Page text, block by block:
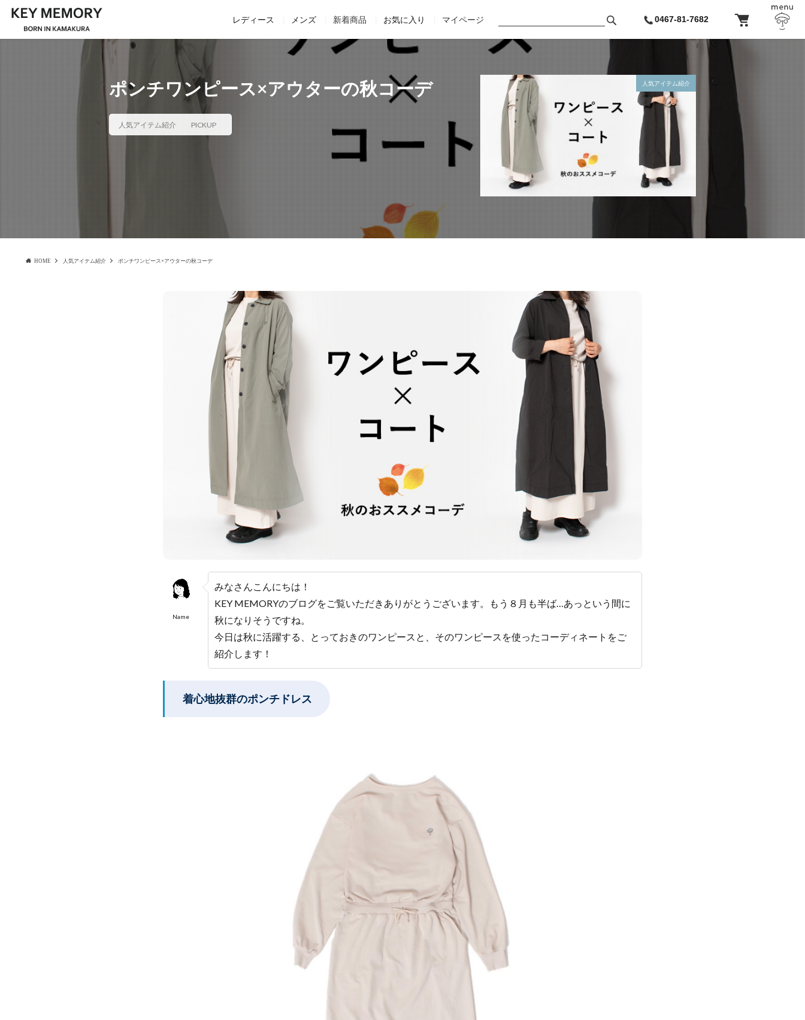
レディース メンズ 新着商品 お気に入り マイページ 0467-81-7682
ポンチワンピース×アウターの秋コーデ
人気アイテム紹介 PICKUP
人気アイテム紹介
HOME 人気アイテム紹介 ポンチワンピース×アウターの秋コーデ
Name
みなさんこんにちは！
KEY MEMORYのブログをご覧いただきありがとうございます。もう８月も半ば…あっという間に
秋になりそうですね。
今日は秋に活躍する、とっておきのワンピースと、そのワンピースを使ったコーディネートをご
紹介します！
着心地抜群のポンチドレス